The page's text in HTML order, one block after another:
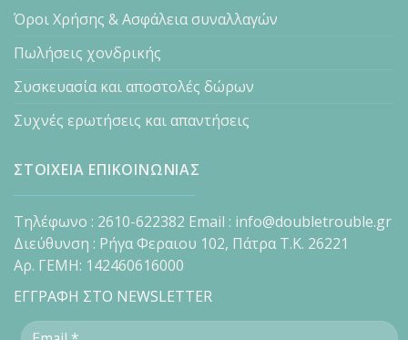
Όροι Χρήσης & Ασφάλεια συναλλαγών
Πωλήσεις χονδρικής
Συσκευασία και αποστολές δώρων
Συχνές ερωτήσεις και απαντήσεις
ΣΤΟΙΧΕΙΑ ΕΠΙΚΟΙΝΩΝΙΑΣ
Τηλέφωνο : 2610-622382 Email : info@doubletrouble.gr
Διεύθυνση : Ρήγα Φεραιου 102, Πάτρα Τ.Κ. 26221
Αρ. ΓΕΜΗ: 142460616000
ΕΓΓΡΑΦΗ ΣΤΟ NEWSLETTER